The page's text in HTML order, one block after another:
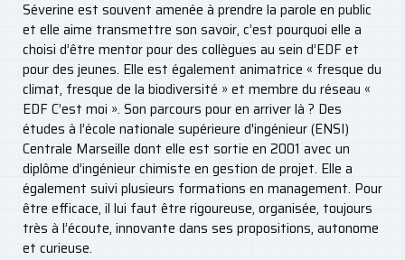
Séverine est souvent amenée à prendre la parole en public
et elle aime transmettre son savoir, c’est pourquoi elle a
choisi d’être mentor pour des collègues au sein d’EDF et
pour des jeunes. Elle est également animatrice « fresque du
climat, fresque de la biodiversité » et membre du réseau «
EDF C’est moi ». Son parcours pour en arriver là ? Des
études à l’école nationale supérieure d'ingénieur (ENSI)
Centrale Marseille dont elle est sortie en 2001 avec un
diplôme d’ingénieur chimiste en gestion de projet. Elle a
également suivi plusieurs formations en management. Pour
être efficace, il lui faut être rigoureuse, organisée, toujours
très à l’écoute, innovante dans ses propositions, autonome
et curieuse.